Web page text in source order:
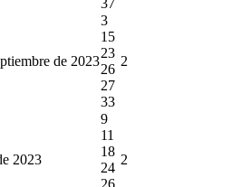
de 2023
3
15
23
26
27
33
2
2023
9
11
18
24
26
2